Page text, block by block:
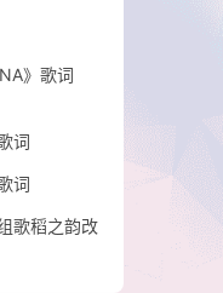
》歌词
词
词
歌稻之韵改